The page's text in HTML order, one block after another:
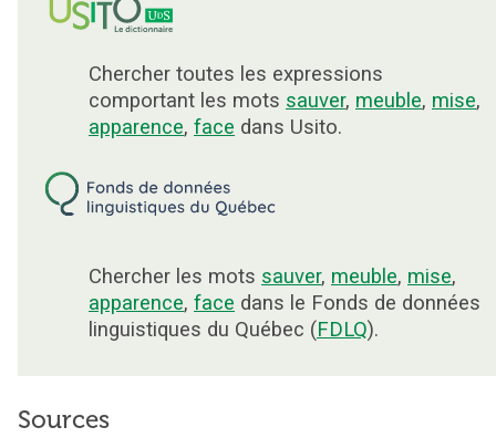
Chercher toutes les expressions
comportant les mots sauver, meuble, mise,
apparence, face dans Usito.
Chercher les mots sauver, meuble, mise,
apparence, face dans le Fonds de données
linguistiques du Québec (FDLQ).
Sources